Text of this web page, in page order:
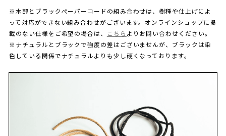
※木部とブラックペーパーコードの組み合わせは、樹種や仕上げによ
って対応ができない組み合わせがございます。オンラインショップに掲
載のない仕様をご希望の場合は、
こちら よりお問い合わせください。
※ナチュラルとブラックで強度の差はございませんが、ブラックは染
色している関係でナチュラルよりも少し硬くなっております。